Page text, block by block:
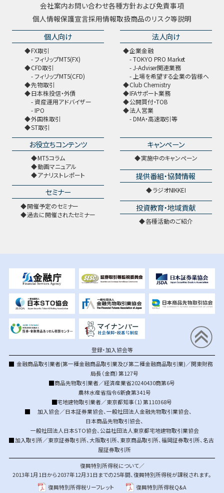
会社案内お問い合わせ各種方針および免責事項
個人情報保護宣言採用情報取扱商品のリスク等説明
個人向け
FX取引
フィリップMT5(FX)
CFD取引
フィリップMT5(CFD)
先物取引
日本株投信・外債
資産運用アドバイザー
IPO
外国株取引
ST取引
法人向け
企業金融
TOKYO PRO Market
J-Adviser関連業務
上場を希望する企業の皆様へ
Club Chemistry
IFAサポート業務
公開買付・TOB
法人営業
DMA・高速取引等
お役立ちコンテンツ
MT5コラム
動画マニュアル
アナリストレポート
セミナー
開催予定のセミナー
過去に開催されたセミナー
キャンペーン
実施中のキャンペーン
提供番組・協賛情報
ラジオNIKKEI
投資教育・地域貢献
各種活動のご紹介
登録・加入協会等
金融商品取引業者(第一種金融商品取引業及び第二種金融商品取引業)／関東財務
局長（金商）第127号
商品先物取引業者／経済産業省20240430商第6号
農林水産省指令6新食第341号
宅地建物取引業者／東京都知事（1）第110368号
加入協会／日本証券業協会、 一般社団法人金融先物取引業協会、
日本商品先物取引協会、
一般社団法人日本STO協会、 公益社団法人東京都宅地建物取引業協会
加入取引所／東京証券取引所、大阪取引所、 東京商品取引所、福岡証券取引所、名古
屋証券取引所
復興特別所得税について／
2013年1月1日から2037年12月31日までの25年間、復興特別所得税が課税されます。
復興特別所得税リーフレット
復興特別所得税Q&A